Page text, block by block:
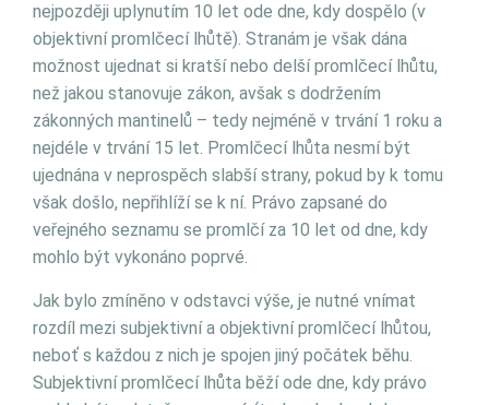
nejpozději uplynutím 10 let ode dne, kdy dospělo (v
objektivní promlčecí lhůtě). Stranám je však dána
možnost ujednat si kratší nebo delší promlčecí lhůtu,
než jakou stanovuje zákon, avšak s dodržením
zákonných mantinelů – tedy nejméně v trvání 1 roku a
nejdéle v trvání 15 let. Promlčecí lhůta nesmí být
ujednána v neprospěch slabší strany, pokud by k tomu
však došlo, nepřihlíží se k ní. Právo zapsané do
veřejného seznamu se promlčí za 10 let od dne, kdy
mohlo být vykonáno poprvé.
Jak bylo zmíněno v odstavci výše, je nutné vnímat
rozdíl mezi subjektivní a objektivní promlčecí lhůtou,
neboť s každou z nich je spojen jiný počátek běhu.
Subjektivní promlčecí lhůta běží ode dne, kdy právo